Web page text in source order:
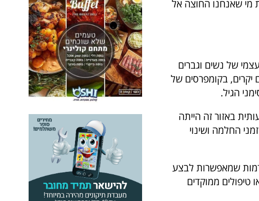
מי שאנחנו החוצה אל
של נשים וגברים
בקומפרסים של
הגיל.
באזור זה הייתה
החלמה ושינוי
שמאפשרות לבצע
ממוקדים